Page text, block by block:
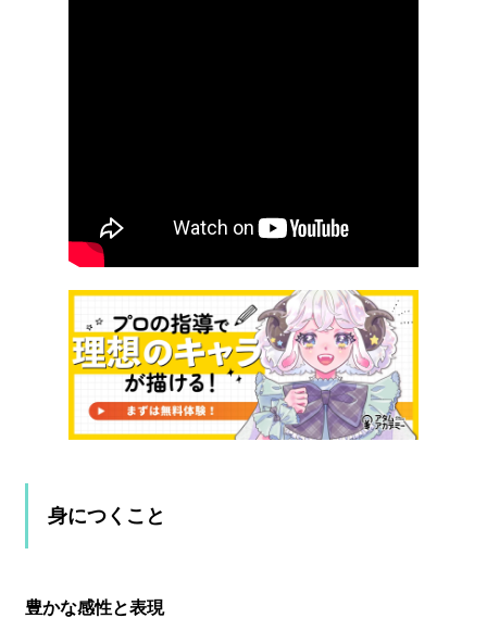
身につくこと
豊かな感性と表現